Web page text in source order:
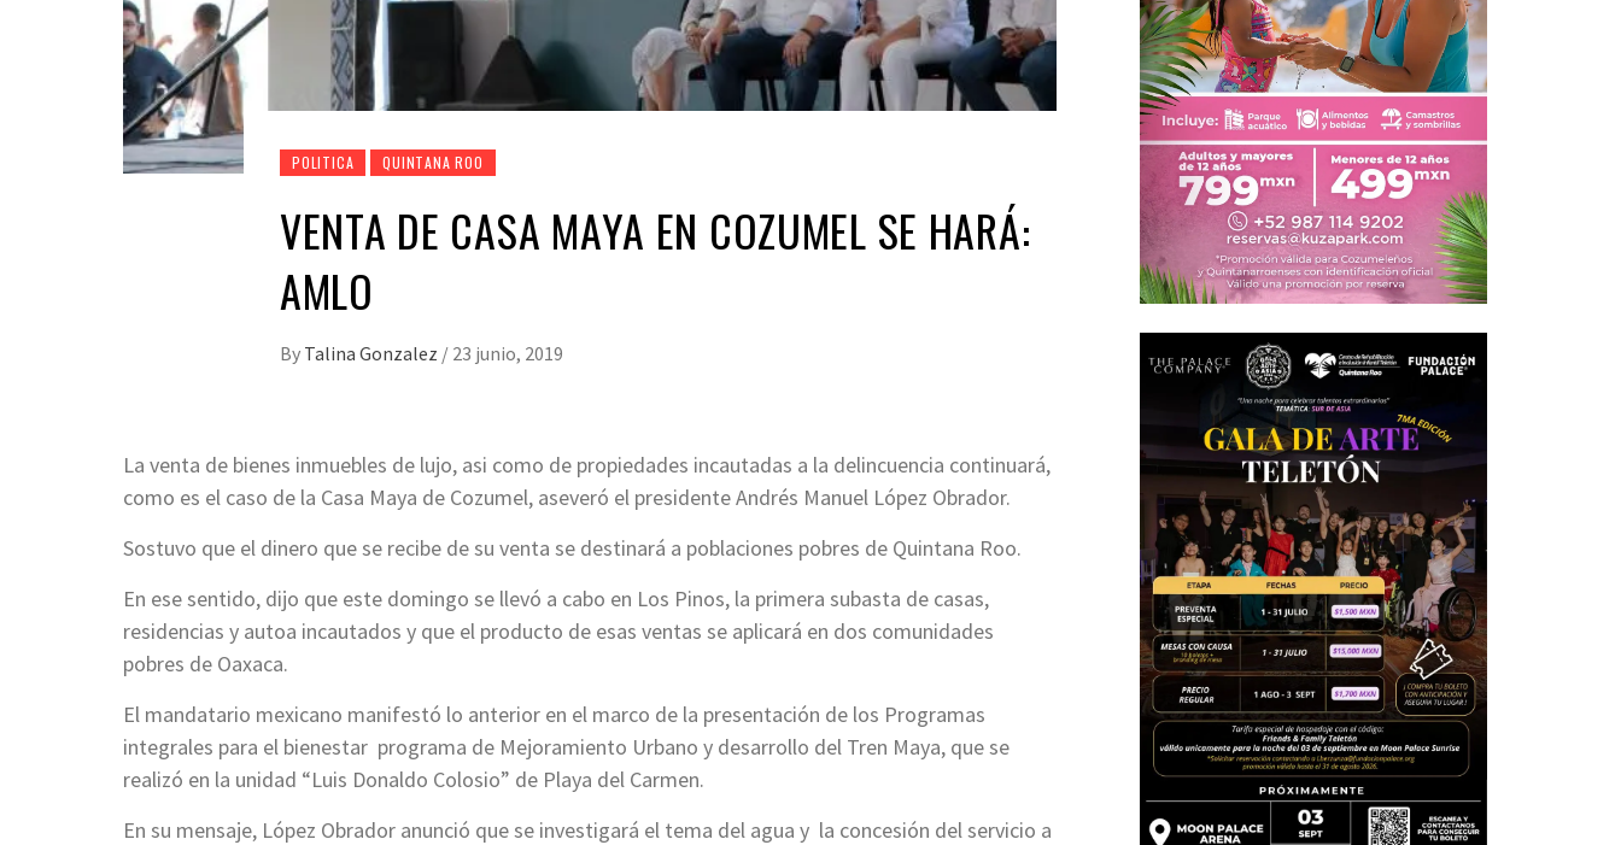
POLITICA QUINTANA ROO
VENTA DE CASA MAYA EN COZUMEL SE HARÁ:
AMLO
By Talina Gonzalez / 23 junio, 2019
La venta de bienes inmuebles de lujo, asi como de propiedades incautadas a la delincuencia continuará,
como es el caso de la Casa Maya de Cozumel, aseveró el presidente Andrés Manuel López Obrador.
Sostuvo que el dinero que se recibe de su venta se destinará a poblaciones pobres de Quintana Roo.
En ese sentido, dijo que este domingo se llevó a cabo en Los Pinos, la primera subasta de casas,
residencias y autoa incautados y que el producto de esas ventas se aplicará en dos comunidades
pobres de Oaxaca.
El mandatario mexicano manifestó lo anterior en el marco de la presentación de los Programas
integrales para el bienestar programa de Mejoramiento Urbano y desarrollo del Tren Maya, que se
realizó en la unidad “Luis Donaldo Colosio” de Playa del Carmen.
En su mensaje, López Obrador anunció que se investigará el tema del agua y la concesión del servicio a